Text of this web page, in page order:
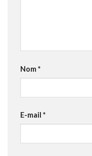
Nom*
E-mail *